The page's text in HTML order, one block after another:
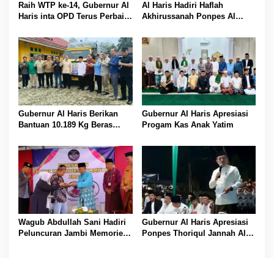
Raih WTP ke-14, Gubernur Al
Haris inta OPD Terus Perbaiki
Al Haris Hadiri Haflah
Akhirussanah Ponpes Al
Gubernur Al Haris Berikan
Bantuan 10.189 Kg Beras
Sarolangun
Gubernur Al Haris Apresiasi
Progam Kas Anak Yatim
Wagub Abdullah Sani Hadiri
Peluncuran Jambi Memories
Gubernur Al Haris Apresiasi
Ponpes Thoriqul Jannah Al-